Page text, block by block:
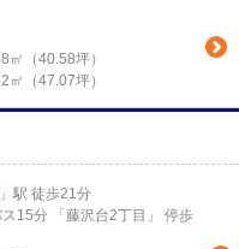
㎡（40.58坪）
㎡（47.07坪）
」駅 徒歩21分
ス15分 「藤沢台2丁目」 停歩